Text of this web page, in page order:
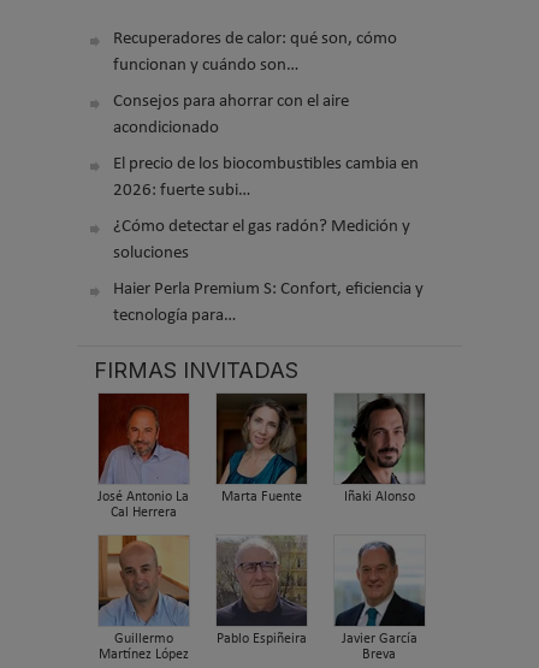
Recuperadores de calor: qué son, cómo
funcionan y cuándo son…
Consejos para ahorrar con el aire
acondicionado
El precio de los biocombustibles cambia en
2026: fuerte subi…
¿Cómo detectar el gas radón? Medición y
soluciones
Haier Perla Premium S: Confort, eficiencia y
tecnología para…
FIRMAS INVITADAS
José Antonio La
Cal Herrera
Marta Fuente Iñaki Alonso
Guillermo
Martínez López
Pablo Espiñeira
Javier García
Breva